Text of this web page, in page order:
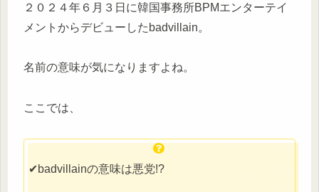
２０２４年６月３日に韓国事務所BPMエンターテイ
メントからデビューしたbadvillain。
名前の意味が気になりますよね。
ここでは、
✔︎badvillainの意味は悪党!?